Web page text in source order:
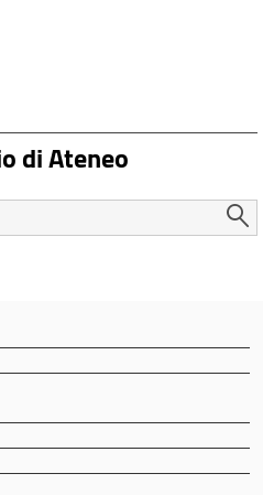
di Ateneo